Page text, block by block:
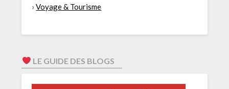
›Voyage & Tourisme
LE GUIDE DES BLOGS